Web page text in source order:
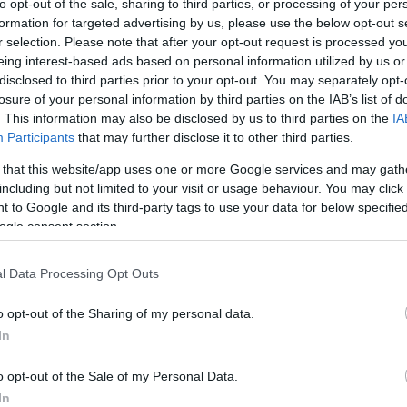
opt-out of the sale, sharing to third parties, or processing of your
for targeted advertising by us, please use the below opt-out
selection. Please note that after your opt-out request is processed
interest-based ads based on personal information utilized by us
to third parties prior to your opt-out. You may separately
of your personal information by third parties on the IAB’s list of
This information may also be disclosed by us to third parties on the
Participants that may further disclose it to other third parties.
that this website/app uses one or more Google services and may
but not limited to your visit or usage behaviour. You may
to Google and its third-party tags to use your data for below
consent section.
Data Processing Opt Outs
opt-out of the Sharing of my personal data.
opt-out of the Sale of my Personal Data.
Link másolása
a szmog miatt, mert szinte
Lassan egész Kínát megbénítja a sűrű
állítottak le, és korlátozzák az
így is több mint húszszorosa a